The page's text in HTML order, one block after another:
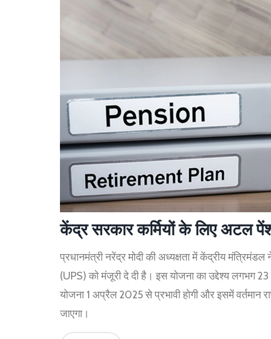
केंद्र सरकार कर्मियों के लिए अटल
प्रधानमंत्री नरेंद्र मोदी की अध्यक्षता में केंद्रीय
(UPS) को मंजूरी दे दी है। इस योजना का उद्देश्य लगभग
योजना 1 अप्रैल 2025 से प्रभावी होगी और इसमें वर्तमान
जाएगा।